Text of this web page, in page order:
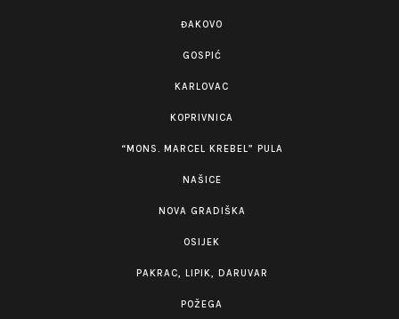
ĐAKOVO
GOSPIĆ
KARLOVAC
KOPRIVNICA
“MONS. MARCEL KREBEL” PULA
NAŠICE
NOVA GRADIŠKA
OSIJEK
PAKRAC, LIPIK, DARUVAR
POŽEGA